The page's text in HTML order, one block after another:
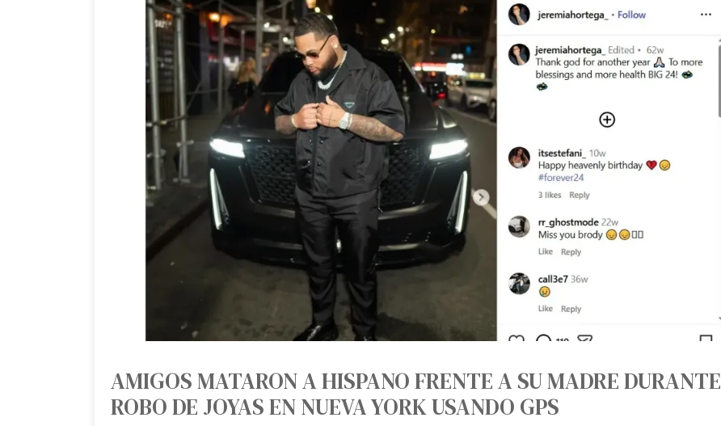
AMIGOS MATARON A HISPANO FRENTE A SU MADRE DURANTE
ROBO DE JOYAS EN NUEVA YORK USANDO GPS